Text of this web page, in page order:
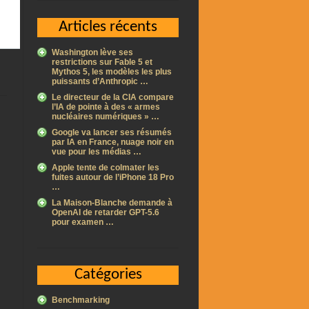
Articles récents
Washington lève ses
restrictions sur Fable 5 et
Mythos 5, les modèles les plus
puissants d’Anthropic …
Le directeur de la CIA compare
l’IA de pointe à des « armes
nucléaires numériques » …
Google va lancer ses résumés
par IA en France, nuage noir en
vue pour les médias …
Apple tente de colmater les
fuites autour de l’iPhone 18 Pro
…
La Maison-Blanche demande à
OpenAI de retarder GPT-5.6
pour examen …
Catégories
Benchmarking